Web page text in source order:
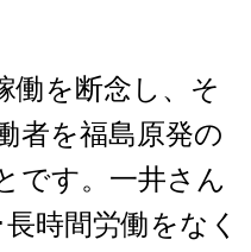
働を断念し、そ
者を福島原発の
です。一井さん
時間労働をなく